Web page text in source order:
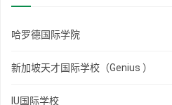
哈罗德国际学院
新加坡天才国际学校（Genius ）
IU国际学校